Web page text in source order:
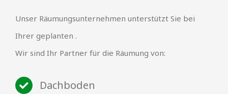
Unser Räumungsunternehmen unterstützt Sie bei
Ihrer geplanten .
Wir sind Ihr Partner für die Räumung von:
Dachboden